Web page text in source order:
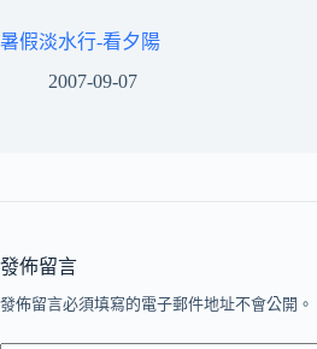
暑假淡水行-看夕陽
2007-09-07
發佈留言
發佈留言必須填寫的電子郵件地址不會公開。